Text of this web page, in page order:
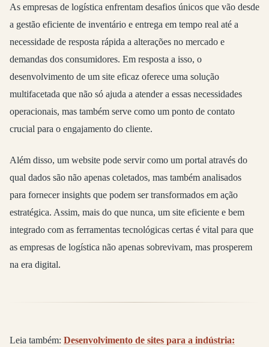
As empresas de logística enfrentam desafios únicos que vão desde
a gestão eficiente de inventário e entrega em tempo real até a
necessidade de resposta rápida a alterações no mercado e
demandas dos consumidores. Em resposta a isso, o
desenvolvimento de um site eficaz oferece uma solução
multifacetada que não só ajuda a atender a essas necessidades
operacionais, mas também serve como um ponto de contato
crucial para o engajamento do cliente.
Além disso, um website pode servir como um portal através do
qual dados são não apenas coletados, mas também analisados
para fornecer insights que podem ser transformados em ação
estratégica. Assim, mais do que nunca, um site eficiente e bem
integrado com as ferramentas tecnológicas certas é vital para que
as empresas de logística não apenas sobrevivam, mas prosperem
na era digital.
Leia também: Desenvolvimento de sites para a indústria: